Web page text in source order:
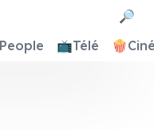
🔎
People 📺Télé 🍿